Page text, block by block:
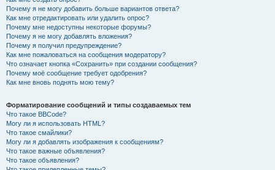
Почему я не могу добавить больше вариантов ответа?
Как мне отредактировать или удалить опрос?
Почему мне недоступны некоторые форумы?
Почему я не могу добавлять вложения?
Почему я получил предупреждение?
Как мне пожаловаться на сообщения модератору?
Что означает кнопка «Сохранить» при создании сообщения?
Почему моё сообщение требует одобрения?
Как мне вновь поднять мою тему?
Форматирование сообщений и типы создаваемых тем
Что такое BBCode?
Могу ли я использовать HTML?
Что такое смайлики?
Могу ли я добавлять изображения к сообщениям?
Что такое важные объявления?
Что такое объявления?